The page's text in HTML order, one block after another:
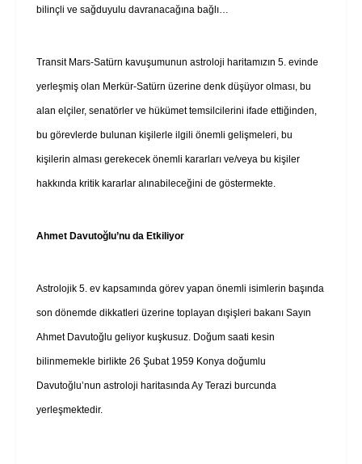
bilinçli ve sağduyulu davranacağına bağlı…
Transit Mars-Satürn kavuşumunun astroloji haritamızın 5. evinde
yerleşmiş olan Merkür-Satürn üzerine denk düşüyor olması, bu
alan elçiler, senatörler ve hükümet temsilcilerini ifade ettiğinden,
bu görevlerde bulunan kişilerle ilgili önemli gelişmeleri, bu
kişilerin alması gerekecek önemli kararları ve/veya bu kişiler
hakkında kritik kararlar alınabileceğini de göstermekte.
Ahmet Davutoğlu’nu da Etkiliyor
Astrolojik 5. ev kapsamında görev yapan önemli isimlerin başında
son dönemde dikkatleri üzerine toplayan dışişleri bakanı Sayın
Ahmet Davutoğlu geliyor kuşkusuz. Doğum saati kesin
bilinmemekle birlikte 26 Şubat 1959 Konya doğumlu
Davutoğlu’nun astroloji haritasında Ay Terazi burcunda
yerleşmektedir.